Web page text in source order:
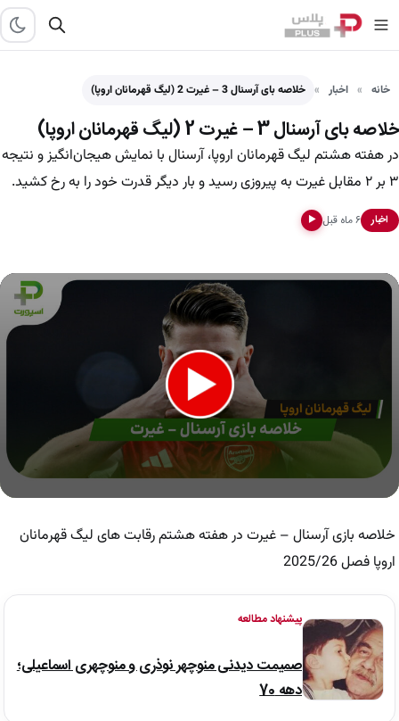
خانه اخبار خلاصه بای آرسنال 3 – غیرت 2 (لیگ قهرمانان اروپا)
خلاصه بای آرسنال 3 – غیرت 2 (لیگ قهرمانان اروپا)
در هفته هشتم لیگ قهرمانان اروپا، آرسنال با نمایش هیجان‌انگیز و نتیجه
۳ بر ۲ مقابل غیرت به پیروزی رسید و بار دیگر قدرت خود را به رخ کشید.
اخبار ۶ ماه قبل ▶
seconds
خلاصه بازی آرسنال – غیرت در هفته هشتم رقابت های لیگ قهرمانان
اروپا فصل 2025/26
پیشنهاد مطالعه
صمیمت دیدنی منوچهر نوذری و منوچهری اسماعیلی؛
دهه 70